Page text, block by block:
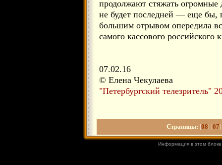
продолжают стяжать огромные
не будет последней — еще бы,
большим отрывом опередила
самого кассового российского
07.02.16
© Елена Чекулаева
"Петербургский телезритель"
Страницы: |08| |07
Информация в этом